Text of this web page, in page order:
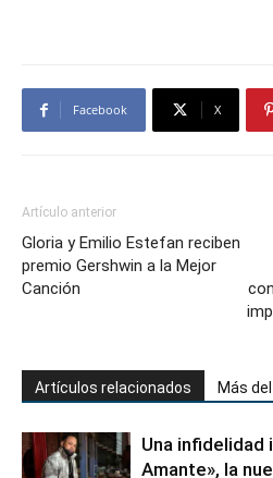
Facebook X
Artículo anterior
Gloria y Emilio Estefan reciben
premio Gershwin a la Mejor
Canción
Artículos relacionados Más
Una infidelidad
Amante», la